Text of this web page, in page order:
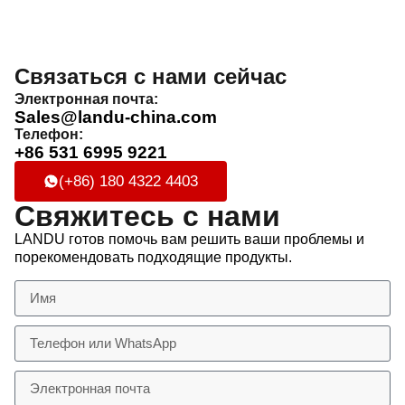
Связаться с нами сейчас
Электронная почта:
Sales@landu-china.com
Телефон:
+86 531 6995 9221
(+86) 180 4322 4403
Свяжитесь с нами
LANDU готов помочь вам решить ваши проблемы и
порекомендовать подходящие продукты.